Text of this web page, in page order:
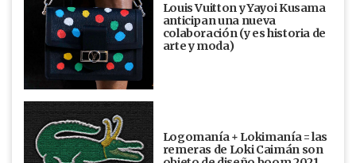
Louis Vuitton y Yayoi Kusama
anticipan una nueva
colaboración (y es historia de
arte y moda)
Logomanía + Lokimanía = las
remeras de Loki Caimán son